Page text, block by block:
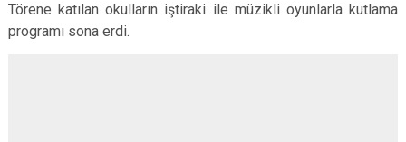
Törene katılan okulların iştiraki ile müzikli oyunlarla kutlama
programı sona erdi.